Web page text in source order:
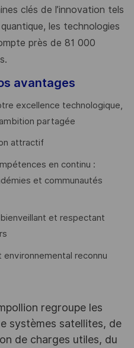
clés de l’innovation tels
les technologies
près de 81 000
avantages
excellence technologique,
partagée
attractif
en continu :
et communautés
et respectant
reconnu
regroupe les
systèmes satellites, de
de charges utiles, du